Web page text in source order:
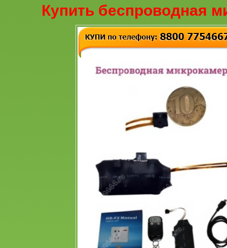
Купить беспроводная